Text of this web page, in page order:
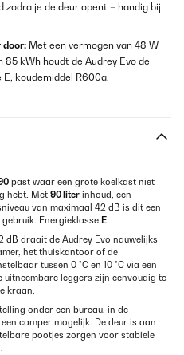
je de deur opent – handig bij
door: Met een vermogen van 48 W
kWh houdt de Audrey Evo de
koudemiddel R600a.
past waar een grote koelkast niet
hebt. Met 90 liter inhoud, een
van maximaal 42 dB is dit een
Energieklasse E.
dB draait de Audrey Evo nauwelijks
het thuiskantoor of de
tussen 0 °C en 10 °C via een
leggers zijn eenvoudig te
kraan.
onder een bureau, in de
camper mogelijk. De deur is aan
pootjes zorgen voor stabiele